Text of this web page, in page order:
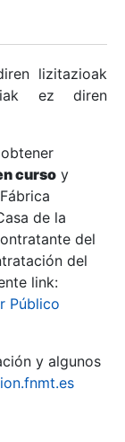
lizitazioak
ez diren
curso y
de la
del
del
link:
Público
y algunos